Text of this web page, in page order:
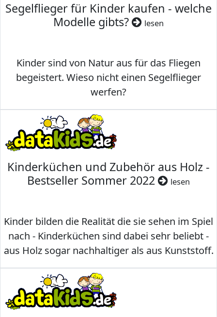
Segelflieger für Kinder kaufen - welche
Modelle gibts?
lesen
Kinder sind von Natur aus für das Fliegen
begeistert. Wieso nicht einen Segelflieger
werfen?
Kinderküchen und Zubehör aus Holz -
Bestseller Sommer 2022
lesen
Kinder bilden die Realität die sie sehen im Spiel
nach - Kinderküchen sind dabei sehr beliebt -
aus Holz sogar nachhaltiger als aus Kunststoff.